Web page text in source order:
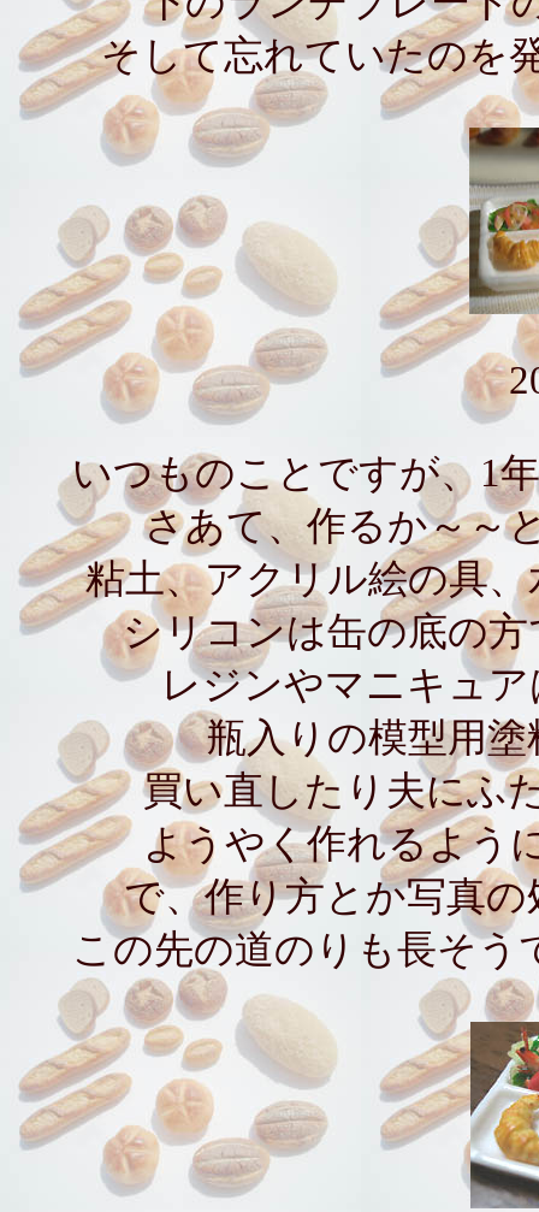
そして忘れていたのを
いつものことですが、1
さあて、作るか～～
粘土、アクリル絵の具
シリコンは缶の底の
レジンやマニキュ
瓶入りの模型用
買い直したり夫にふ
ようやく作れるよう
で、作り方とか写真
この先の道のりも長そう